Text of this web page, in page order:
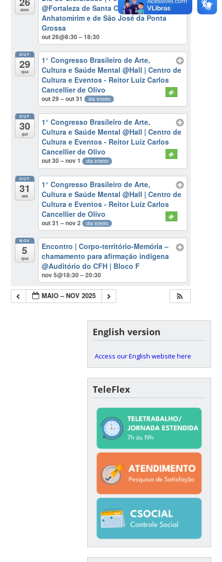
dom
@Fortaleza de Santa Cruz de
Anhatomirim e de São José da Ponta
Grossa
out 26@8:30 – 18:30
OUT
29
qua
1° Congresso Brasileiro de Arte,
Cultura e Saúde Mental@Hall | Centro de
Cultura e Eventos - Reitor Luiz Carlos
Cancellier de Olivo
out 29 – out 31 dia inteiro
OUT
30
qui
1° Congresso Brasileiro de Arte,
Cultura e Saúde Mental@Hall | Centro de
Cultura e Eventos - Reitor Luiz Carlos
Cancellier de Olivo
out 30 – nov 1 dia inteiro
OUT
31
sex
1° Congresso Brasileiro de Arte,
Cultura e Saúde Mental@Hall | Centro de
Cultura e Eventos - Reitor Luiz Carlos
Cancellier de Olivo
out 31 – nov 2 dia inteiro
NOV
5
qua
Encontro | Corpo-território-Memória –
chamamento para afirmação indígena
@Auditório do CFH | Bloco F
nov 5@18:30 – 20:30
MAIO – NOV 2025
English version
Access our English website here
TeleFlex